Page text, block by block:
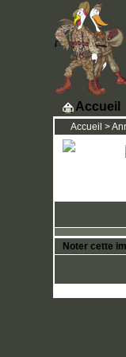
Accueil
Accueil >
Noter cette